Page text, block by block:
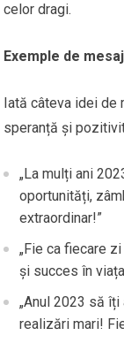
celor dragi.
Exemple de
Iată câteva idei de
speranță și
„La mulți ani
oportunități,
extraordinar!”
„Fie ca fiecare
și succes în
„Anul 2023 să
realizări mari!